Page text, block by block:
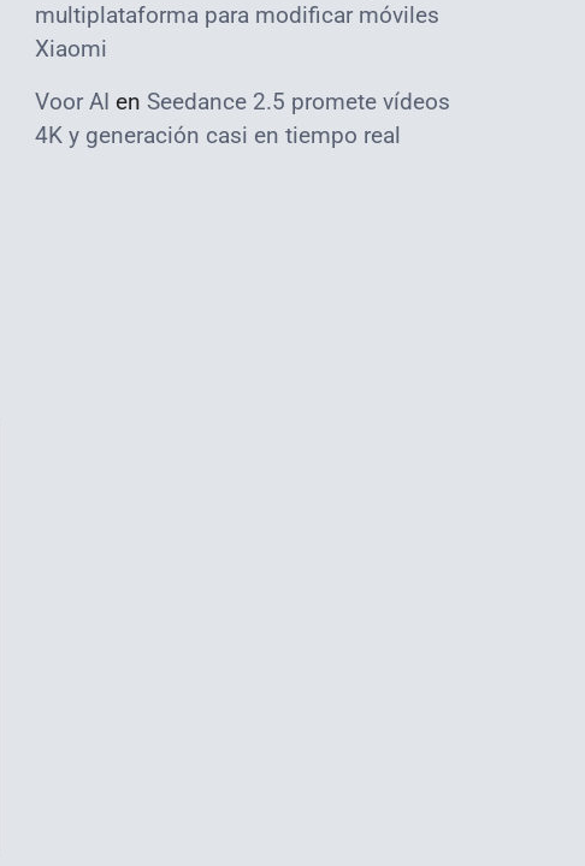
multiplataforma para modificar móviles
Xiaomi
Voor AI en Seedance 2.5 promete vídeos
4K y generación casi en tiempo real